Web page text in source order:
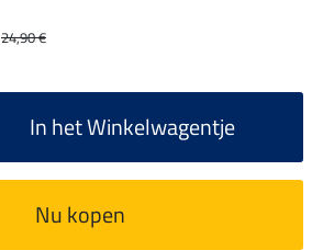
24,90 €
In het Winkelwagentje
Nu kopen